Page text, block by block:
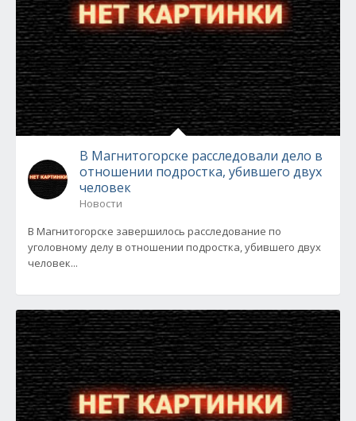
В Магнитогорске расследовали дело в
отношении подростка, убившего двух
человек
Новости
В Магнитогорске завершилось расследование по
уголовному делу в отношении подростка, убившего двух
человек...